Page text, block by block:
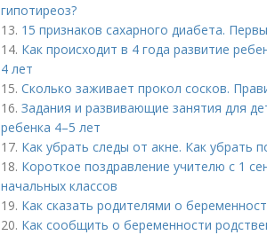
гипотиреоз?
13. 15 признаков сахарного диабета.
14. Как происходит в 4 года развитие
4 лет
15. Сколько заживает прокол сосков.
16. Задания и развивающие занятия для
ребенка 4–5 лет
17. Как убрать следы от акне. Как убрать
18. Короткое поздравление учителю с 1
начальных классов
19. Как сказать родителями о
20. Как сообщить о беременности